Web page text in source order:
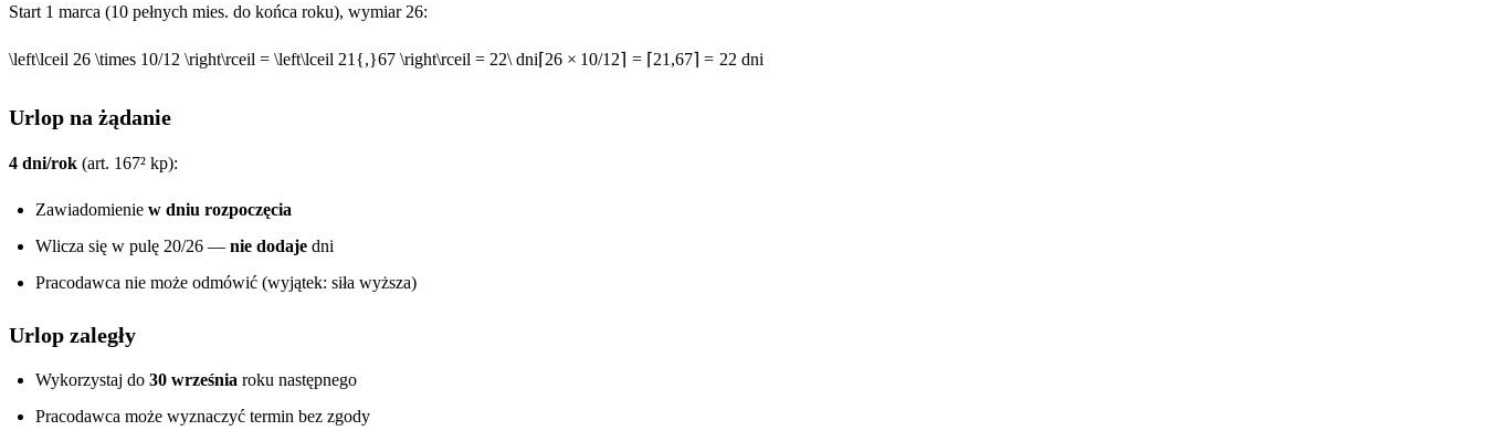
Start 1 marca (10 pełnych mies. do końca roku), wymiar 26:
\left\lceil 26 \times 10/12 \right\rceil = \left\lceil 21{,}67 \right\rceil = 22\ dni⌈26 × 10/12⌉ = ⌈21 ,67⌉ = 22 dni
Urlop na żądanie
4 dni/rok (art. 167² kp):
Zawiadomienie w dniu rozpoczęcia
Wlicza się w pulę 20/26 — nie dodaje dni
Pracodawca nie może odmówić (wyjątek: siła wyższa)
Urlop zaległy
Wykorzystaj do 30 września roku następnego
Pracodawca może wyznaczyć termin bez zgody